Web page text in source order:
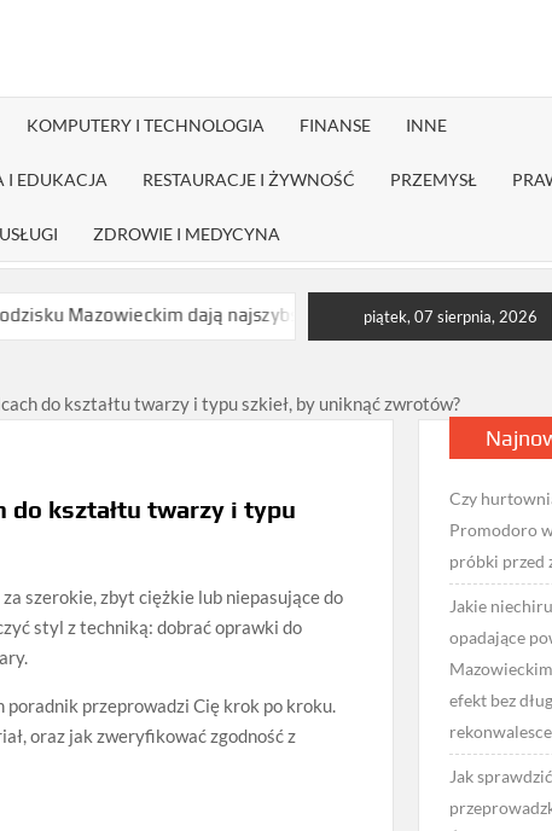
KOMPUTERY I TECHNOLOGIA FINANSE INNE
I EDUKACJA RESTAURACJE I ŻYWNOŚĆ PRZEMYSŁ
USŁUGI ZDROWIE I MEDYCYNA
dają najszybszy efekt bez długiej rekonwalescencji?
piątek, 07 sierpnia, 2026
do kształtu twarzy i typu szkieł, by uniknąć zwrotów?
do kształtu twarzy i typu
szerokie, zbyt ciężkie lub niepasujące do
styl z techniką: dobrać oprawki do
poradnik przeprowadzi Cię krok po kroku.
oraz jak zweryfikować zgodność z
Czy
Promodoro
próbki przed
Jakie
opadające
efekt bez
Jak